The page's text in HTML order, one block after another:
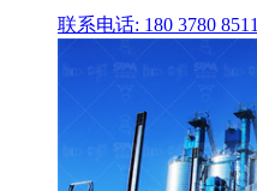
联系电话: 180 3780 8511